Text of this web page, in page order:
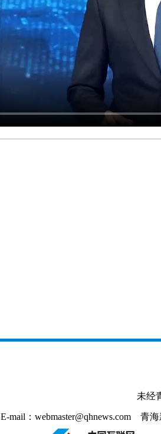
未经
E-mail：webmaster@qhnews.com 青